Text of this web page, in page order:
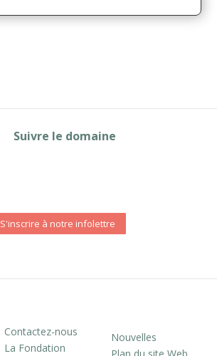
Suivre le domaine
S'inscrire à notre infolettre
Contactez-nous
La Fondation
Nouvelles
Plan du site Web